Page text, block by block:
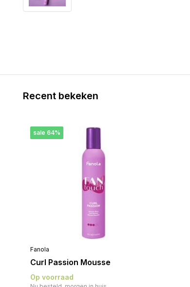
Recent bekeken
sale 64%
Fanola
Curl Passion Mousse
Op voorraad